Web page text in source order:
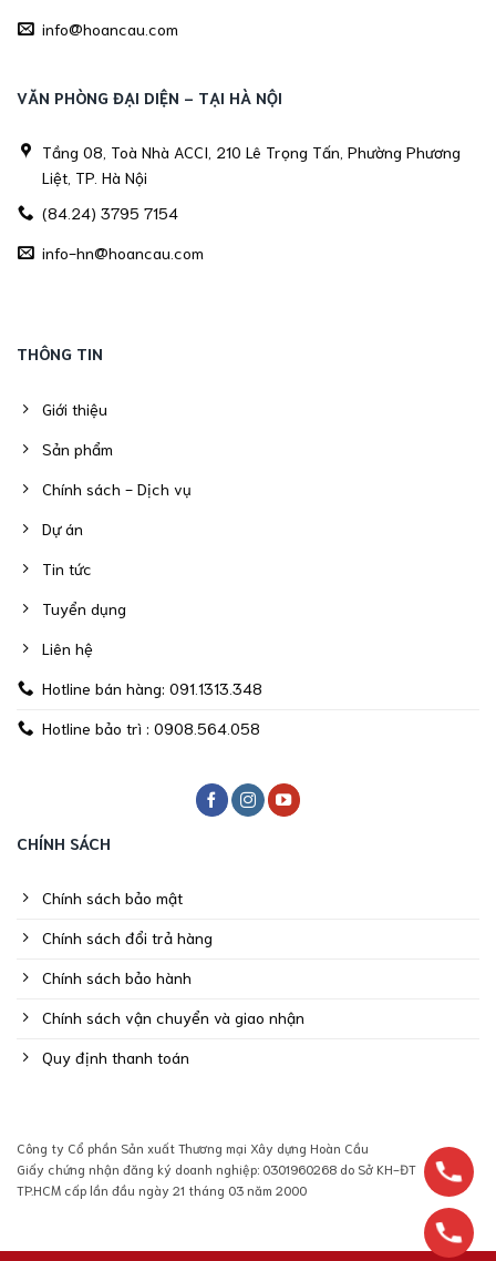
info@hoancau.com
VĂN PHÒNG ĐẠI DIỆN - TẠI HÀ NỘI
Tầng 08, Toà Nhà ACCI, 210 Lê Trọng Tấn, Phường Phương
Liệt, TP. Hà Nội
(84.24) 3795 7154
info-hn@hoancau.com
THÔNG TIN
Giới thiệu
Sản phẩm
Chính sách - Dịch vụ
Dự án
Tin tức
Tuyển dụng
Liên hệ
Hotline bán hàng: 091.1313.348
Hotline bảo trì : 0908.564.058
CHÍNH SÁCH
Chính sách bảo mật
Chính sách đổi trả hàng
Chính sách bảo hành
Chính sách vận chuyển và giao nhận
Quy định thanh toán
Công ty Cổ phần Sản xuất Thương mại Xây dựng Hoàn Cầu
Giấy chứng nhận đăng ký doanh nghiệp: 0301960268 do Sở KH-ĐT
TP.HCM cấp lần đầu ngày 21 tháng 03 năm 2000